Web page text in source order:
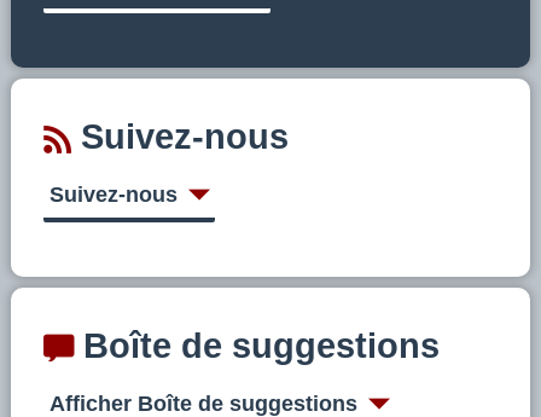
Suivez-nous
Suivez-nous
Boîte de suggestions
Afficher Boîte de suggestions